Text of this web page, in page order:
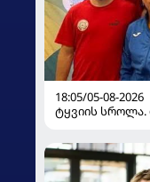
18:05/05-08-2026
ტყვიის